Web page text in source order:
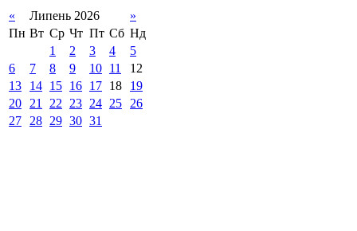
« Липень 2026
»
Пн Вт Ср Чт Пт Сб Нд
1
2 3 4
5
6
7 8 9 10 11
12
13
14 15 16 17 18
19
20
21 22 23 24 25
26
27
28 29 30 31